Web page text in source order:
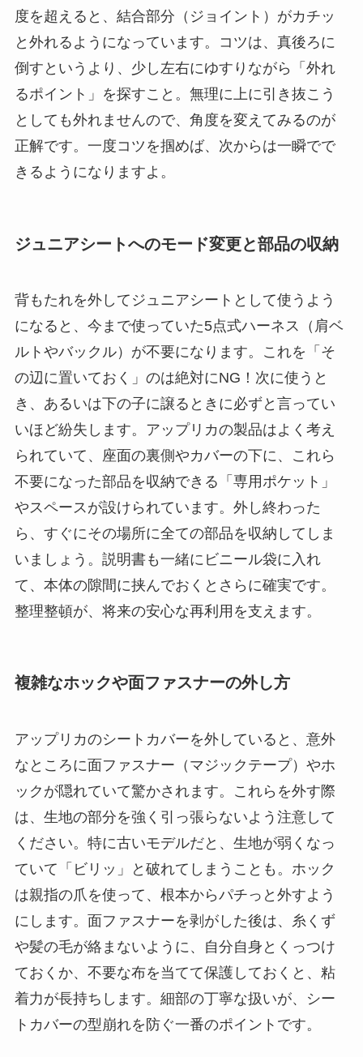
度を超えると、結合部分（ジョイント）がカチッ
と外れるようになっています。コツは、真後ろに
倒すというより、少し左右にゆすりながら「外れ
るポイント」を探すこと。無理に上に引き抜こう
としても外れませんので、角度を変えてみるのが
正解です。一度コツを掴めば、次からは一瞬でで
きるようになりますよ。
ジュニアシートへのモード変更と部品の収納
背もたれを外してジュニアシートとして使うよう
になると、今まで使っていた5点式ハーネス（肩ベ
ルトやバックル）が不要になります。これを「そ
の辺に置いておく」のは絶対にNG！次に使うと
き、あるいは下の子に譲るときに必ずと言ってい
いほど紛失します。アップリカの製品はよく考え
られていて、座面の裏側やカバーの下に、これら
不要になった部品を収納できる「専用ポケット」
やスペースが設けられています。外し終わった
ら、すぐにその場所に全ての部品を収納してしま
いましょう。説明書も一緒にビニール袋に入れ
て、本体の隙間に挟んでおくとさらに確実です。
整理整頓が、将来の安心な再利用を支えます。
複雑なホックや面ファスナーの外し方
アップリカのシートカバーを外していると、意外
なところに面ファスナー（マジックテープ）やホ
ックが隠れていて驚かされます。これらを外す際
は、生地の部分を強く引っ張らないよう注意して
ください。特に古いモデルだと、生地が弱くなっ
ていて「ビリッ」と破れてしまうことも。ホック
は親指の爪を使って、根本からパチっと外すよう
にします。面ファスナーを剥がした後は、糸くず
や髪の毛が絡まないように、自分自身とくっつけ
ておくか、不要な布を当てて保護しておくと、粘
着力が長持ちします。細部の丁寧な扱いが、シー
トカバーの型崩れを防ぐ一番のポイントです。